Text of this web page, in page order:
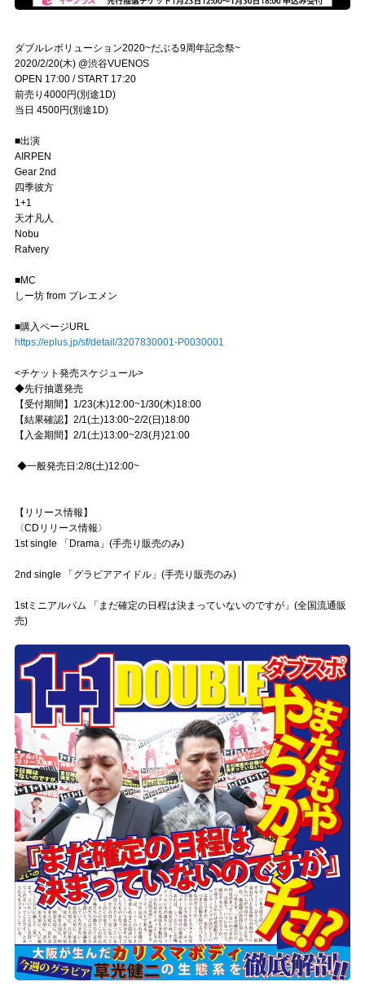
ダブルレボリューション2020~だぶる9周年記念祭~
2020/2/20(木) @渋谷VUENOS
OPEN 17:00 / START 17:20
前売り4000円(別途1D)
当日 4500円(別途1D)
■出演
AIRPEN
Gear 2nd
四季彼方
1+1
天才凡人
Nobu
Rafvery
■MC
しー坊 from ブレエメン
■購入ページURL
https://eplus.jp/sf/detail/3207830001-P0030001
<チケット発売スケジュール>
◆先行抽選発売
【受付期間】1/23(木)12:00~1/30(木)18:00
【結果確認】2/1(土)13:00~2/2(日)18:00
【入金期間】2/1(土)13:00~2/3(月)21:00
◆一般発売日:2/8(土)12:00~
【リリース情報】
〈CDリリース情報〉
1st single 「Drama」(手売り販売のみ)
2nd single 「グラビアアイドル」(手売り販売のみ)
1stミニアルバム 「まだ確定の日程は決まっていないのですが」(全国流通販
売)